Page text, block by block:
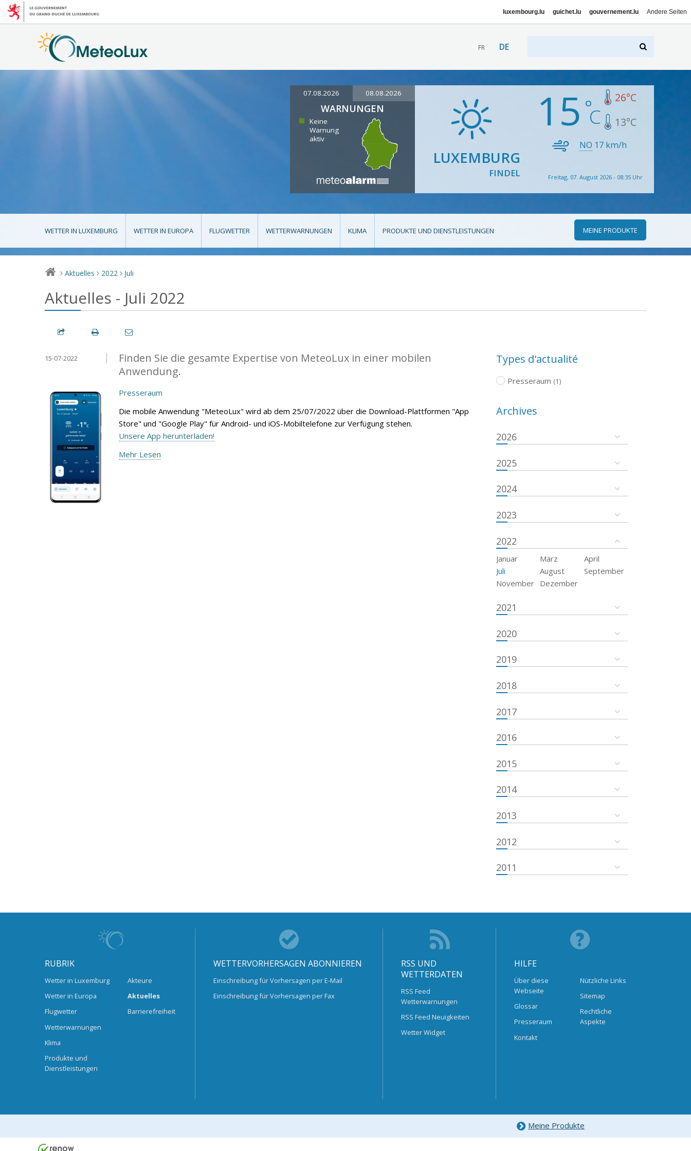
luxembourg.lu guichet.lu gouvernement.lu Andere Seiten
FR DE
07.08.2026 08.08.2026
WARNUNGEN
Keine
Warnung
aktiv
LUXEMBURG
FINDEL
15 26°C
13°C
NO 17 km/h
Freitag, 07. August 2026 - 08:35 Uhr
WETTER IN LUXEMBURG WETTER IN EUROPA FLUGWETTER WETTERWARNUNGEN KLIMA PRODUKTE UND DIENSTLEISTUNGEN MEINE PRODUKTE
> Aktuelles > 2022 > Juli
Aktuelles - Juli 2022
Finden Sie die gesamte Expertise von MeteoLux in einer mobilen
Anwendung.
15-07-2022
Presseraum
Die mobile Anwendung "MeteoLux" wird ab dem 25/07/2022 über die Download-Plattformen "App
Store" und "Google Play" für Android- und iOS-Mobiltelefone zur Verfügung stehen.
Unsere App herunterladen!
Mehr Lesen
Types d'actualité
Presseraum (1)
Archives
2026
2025
2024
2023
2022
Januar März
April
Juli
August
September
November
Dezember
2021
2020
2019
2018
2017
2016
2015
2014
2013
2012
2011
RUBRIK
Wetter in Luxemburg
Wetter in Europa
Flugwetter
Wetterwarnungen
Klima
Produkte und
Dienstleistungen
Akteure
Aktuelles
Barrierefreiheit
WETTERVORHERSAGEN ABONNIEREN
Einschreibung für Vorhersagen per E-Mail
Einschreibung für Vorhersagen per Fax
RSS UND
WETTERDATEN
RSS Feed
Wetterwarnungen
RSS Feed Neuigkeiten
Wetter Widget
HILFE
Über diese
Webseite
Glossar
Presseraum
Kontakt
Nützliche Links
Sitemap
Rechtliche
Aspekte
Meine Produkte